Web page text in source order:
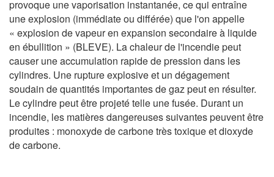
provoque une vaporisation instantanée, ce qui entraîne
une explosion (immédiate ou différée) que l'on appelle
« explosion de vapeur en expansion secondaire à liquide
en ébullition » (BLEVE). La chaleur de l'incendie peut
causer une accumulation rapide de pression dans les
cylindres. Une rupture explosive et un dégagement
soudain de quantités importantes de gaz peut en résulter.
Le cylindre peut être projeté telle une fusée. Durant un
incendie, les matières dangereuses suivantes peuvent être
produites : monoxyde de carbone très toxique et dioxyde
de carbone.